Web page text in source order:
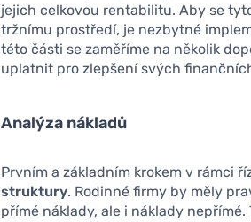
jejich celkovou rentabilitu. Aby se
tržnímu prostředí, je nezbytné
této části se zaměříme na několik
uplatnit pro zlepšení svých
Analýza nákladů
Prvním a základním krokem v rámci
struktury. Rodinné firmy by měly
přímé náklady, ale i náklady nepřímé.